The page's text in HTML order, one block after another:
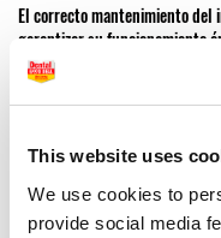
This website uses
We use cookies to
provide social media
El correcto mantenimiento
garantizar su funcionamiento
interrupciones durante los
adaptadores y sistemas
necesario para conservar en
mantenimiento del